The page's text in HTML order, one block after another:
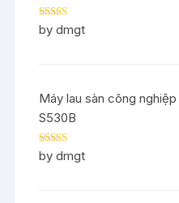
Rated5out
of 5
by dmgt
Máy lau sàn công
S530B
Rated5out
of 5
by dmgt